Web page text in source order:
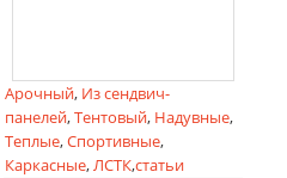
Арочный, Из сендвич-
панелей,Тентовый, Надувные,
Теплые,Спортивные,
Каркасные,ЛСТК,статьи